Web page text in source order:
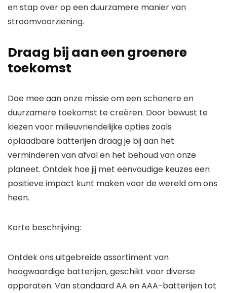
en stap over op een duurzamere manier van
stroomvoorziening.
Draag bij aan een groenere
toekomst
Doe mee aan onze missie om een schonere en
duurzamere toekomst te creëren. Door bewust te
kiezen voor milieuvriendelijke opties zoals
oplaadbare batterijen draag je bij aan het
verminderen van afval en het behoud van onze
planeet. Ontdek hoe jij met eenvoudige keuzes een
positieve impact kunt maken voor de wereld om ons
heen.
Korte beschrijving:
Ontdek ons uitgebreide assortiment van
hoogwaardige batterijen, geschikt voor diverse
apparaten. Van standaard AA en AAA-batterijen tot